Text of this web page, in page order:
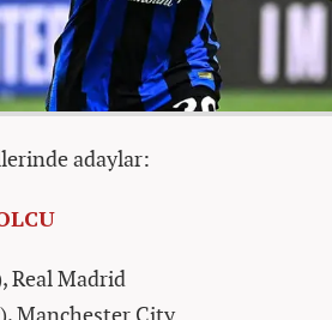
adaylar:
Real Madrid